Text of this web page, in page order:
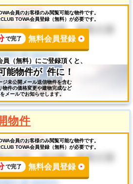
会員のお客様のみ閲覧可能な物件です。
TOWA会員登録（無料）が必要です。
で完了 無料会員登録
（無料）にご登録頂くと、
能物件が 件に！
未公開メール送信物件を含む
件の価格変更や建物完成など
メールでお知らせします。
物件
会員のお客様のみ閲覧可能な物件です。
TOWA会員登録（無料）が必要です。
で完了 無料会員登録